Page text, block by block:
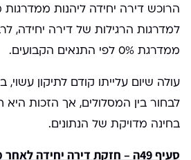
הרוכש דירה יחידה ליהנות
למדרגות הרגילות של דירה יחידה,
ממדרגת 0% לפי התנאים הקבועים.
עולה שיום עלייתו קודם לתיקון
לבחור בין המסלולים, אך הזכות
בחינה מדויקת של הנתונים.
סעיף 49ה – חזקת דירה יחידה לאחר מכירת שתי דירות